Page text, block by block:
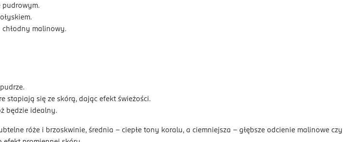
pudrowym.
malinowy.
stapiają się ze skórą, dając efekt świeżości.
będzie idealny.
róże i brzoskwinie, średnia – ciepłe tony koralu, a ciemniejsza – głębsze odcienie malinowe czy